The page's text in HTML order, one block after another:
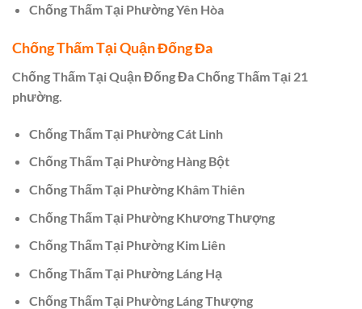
Chống Thấm Tại Phường Yên Hòa
Chống Thấm Tại Quận Đống Đa
Chống Thấm Tại Quận Đống Đa Chống Thấm Tại 21
phường.
Chống Thấm Tại Phường Cát Linh
Chống Thấm Tại Phường Hàng Bột
Chống Thấm Tại Phường Khâm Thiên
Chống Thấm Tại Phường Khương Thượng
Chống Thấm Tại Phường Kim Liên
Chống Thấm Tại Phường Láng Hạ
Chống Thấm Tại Phường Láng Thượng